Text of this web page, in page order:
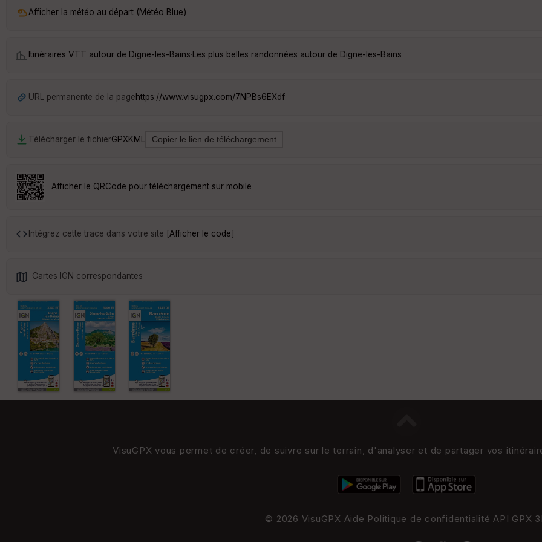
Afficher la météo au départ (Météo Blue)
Itinéraires VTT autour de Digne-les-Bains· Les plus belles randonnées autour de Digne-les-Bains
URL permanente de la pagehttps://www.visugpx.com/7NPBs6EXdf
Télécharger le fichierGPXKML
Afficher le QRCode pour téléchargement sur mobile
Intégrez cette trace dans votre site [Afficher le code]
Cartes IGN correspondantes
VisuGPX vous permet de créer, de suivre sur le terrain, d'analyser et de partager vos
© 2026 VisuGPX Aide Politique de confidentialité API GPX